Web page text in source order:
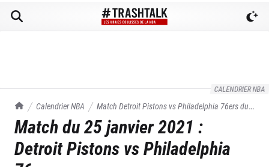
CALENDRIER NBA
TrashTalk Actu NBA
Calendrier NBA Match Detroit Pistons vsPhiladelphia 76ersdu
25/01/2021
Match du25 janvier 2021 :
Detroit Pistons vsPhiladelphia